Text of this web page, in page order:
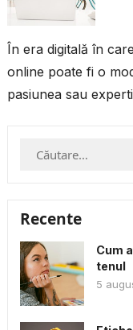
În era digitală în
online poate fi o
pasiunea sau
Caută
Recente
Cum
tenul
5